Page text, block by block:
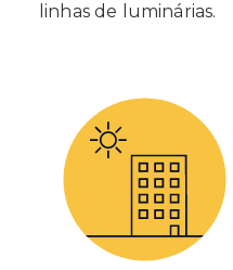
linhasde luminárias.